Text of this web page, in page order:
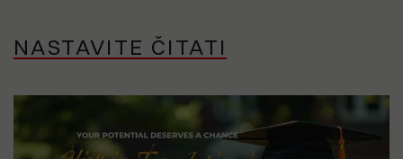
NASTAVITE ČITATI